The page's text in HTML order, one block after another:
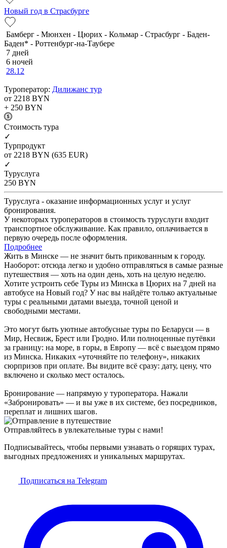
Новый год в Страсбурге
Бамберг - Мюнхен - Цюрих - Кольмар - Страсбург - Баден-
Баден* - Роттенбург-на-Таубере
7 дней
6 ночей
28.12
Туроператор: Дилижанс тур
от 2218 BYN
+ 250 BYN
Cтоимость тура
✓
Турпродукт
от 2218 BYN (635 EUR)
✓
Туруслуга
250 BYN
Туруслуга - оказание информационных услуг и услуг
бронирования.
У некоторых туроператоров в стоимость туруслуги входит
транспортное обслуживание. Как правило, оплачивается в
первую очередь после оформления.
Подробнее
Жить в Минске — не значит быть прикованным к городу.
Наоборот: отсюда легко и удобно отправляться в самые разные
путешествия — хоть на один день, хоть на целую неделю.
Хотите устроить себе Туры из Минска в Цюрих на 7 дней на
автобусе на Новый год? У нас вы найдёте только актуальные
туры с реальными датами выезда, точной ценой и
свободными местами.
Это могут быть уютные автобусные туры по Беларуси — в
Мир, Несвиж, Брест или Гродно. Или полноценные путёвки
за границу: на море, в горы, в Европу — всё с выездом прямо
из Минска. Никаких «уточняйте по телефону», никаких
сюрпризов при оплате. Вы видите всё сразу: дату, цену, что
включено и сколько мест осталось.
Бронирование — напрямую у туроператора. Нажали
«Забронировать» — и вы уже в их системе, без посредников,
переплат и лишних шагов.
Отправляйтесь в увлекательные туры с нами!
Подписывайтесь, чтобы первыми узнавать о горящих турах,
выгодных предложениях и уникальных маршрутах.
Подписаться на Telegram